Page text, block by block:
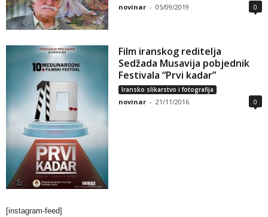
novinar - 05/09/2019 0
Film iranskog reditelja
Sedžada Musavija pobjednik
Festivala “Prvi kadar”
Iransko slikarstvo i fotografija
novinar - 21/11/2016 0
[instagram-feed]